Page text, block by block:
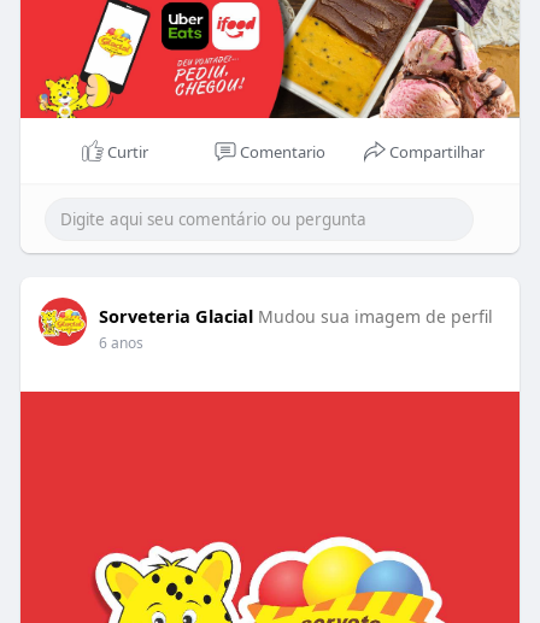
Curtir Comentario Compartilhar
Sorveteria Glacial Mudou sua imagem de perfil
6 anos